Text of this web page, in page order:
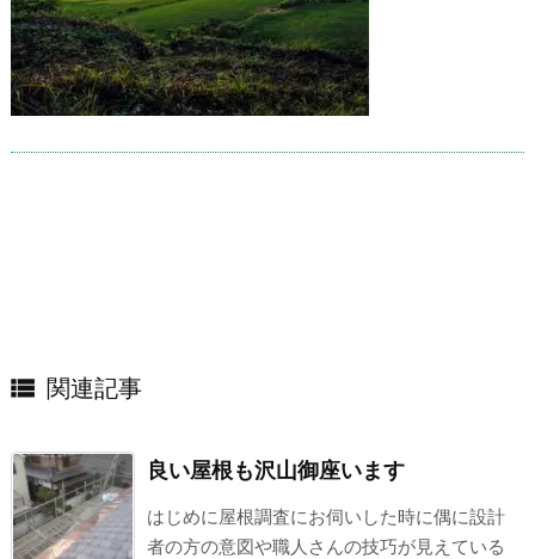
 関連記事
良い屋根も沢山御座います
はじめに屋根調査にお伺いした時に偶に設計
者の方の意図や職人さんの技巧が見えている